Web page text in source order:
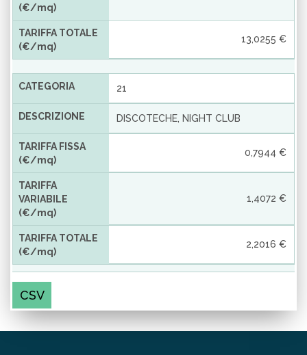
(€/mq)
TARIFFA TOTALE
(€/mq)
13,0255 €
CATEGORIA 21
DESCRIZIONE DISCOTECHE, NIGHT CLUB
TARIFFA FISSA
(€/mq)
0,7944 €
TARIFFA
VARIABILE
(€/mq)
1,4072 €
TARIFFA TOTALE
(€/mq)
2,2016 €
CSV